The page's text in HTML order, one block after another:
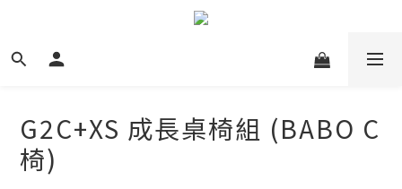
G2C+XS 成長桌椅組 (BABO C
椅)